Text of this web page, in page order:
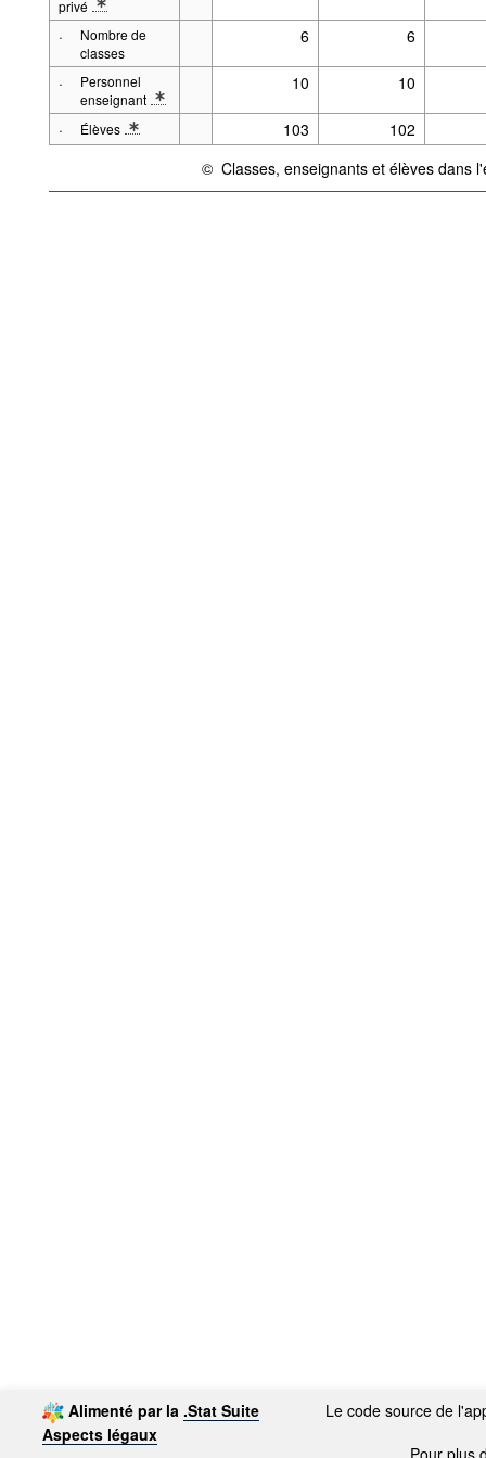
privé
* Note spécification 2: Écoles privées qui suivent le programme national
·
Nombre de
classes
6 6
·
Personnel
enseignant
* Note spécification 2: À partir de l'année scolaire 1994/1995:
10 10
· Élèves
* Note spécification 2: À partir de l'année scolaire 1994/1995: 1ière
103
102
©
{link} Conditions d'utilisation
Classes, enseignants et élèves dans
Alimenté par la .Stat Suite
Aspects légaux
Le code source de
Pour plus